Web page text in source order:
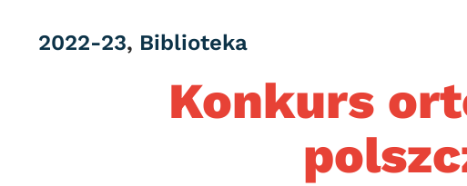
Konkurs
Category
2022-23, Biblioteka